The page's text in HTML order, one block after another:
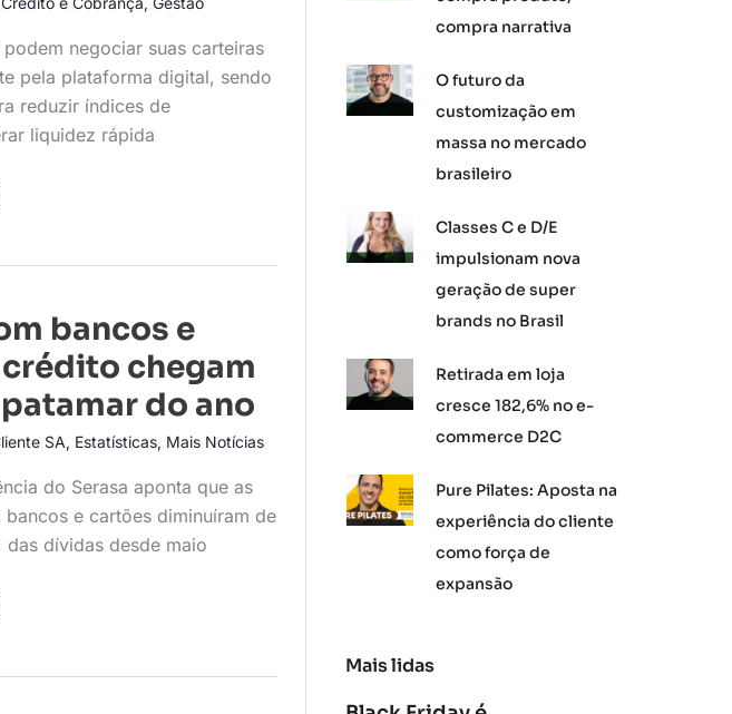
podem negociar suas carteiras
pela plataforma digital, sendo
reduzir índices de
liquidez rápida
bancos e
chegam
do ano
SA, Estatísticas, Mais Notícias
do Serasa aponta que as
bancos e cartões diminuíram de
dívidas desde maio
compra narrativa
O futuro da
customização em
massa no mercado
brasileiro
Classes C e D/E
impulsionam nova
geração de super
brands no Brasil
Retirada em loja
cresce 182,6% no e-
commerce D2C
Pure Pilates: Aposta na
experiência do cliente
como força de
expansão
Mais lidas